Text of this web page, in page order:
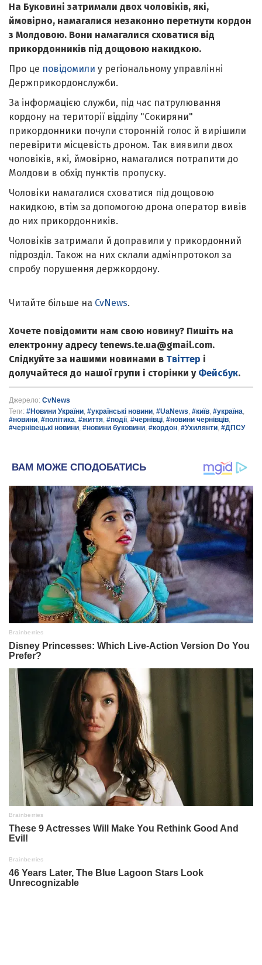
На Буковині затримали двох чоловіків, які,
ймовірно, намагалися незаконно перетнути кордон
з Молдовою. Вони намагалися сховатися від
прикордонників під дощовою накидкою.
Про це повідомили у регіональному управлінні
Держприкордонслужби.
За інформацією служби, під час патрулювання
кордону на території відділу "Сокиряни"
прикордонники почули сторонній голос й вирішили
перевірити місцевість дроном. Так виявили двох
чоловіків, які, ймовірно, намагалися потрапити до
Молдови в обхід пунктів пропуску.
Чоловіки намагалися сховатися під дощовою
накидкою, втім за допомогою дрона оператор вивів
до них прикордонників.
Чоловіків затримали й доправили у прикордонний
підрозділ. Також на них склали адмінпротокол за
спробу порушення держкордону.
Читайте більше на CvNews.
Хочете повідомити нам свою новину? Пишіть на
електронну адресу tenews.te.ua@gmail.com.
Слідкуйте за нашими новинами в Твіттер і
долучайтеся до нашої групи і сторінки у Фейсбук.
Джерело: CvNews
Теги: #Новини України, #українські новини, #UaNews, #київ, #україна,
#новини, #політика, #життя, #події, #чернівці, #новини чернівців,
#чернівецькі новини, #новини буковини, #кордон, #Ухилянти, #ДПСУ